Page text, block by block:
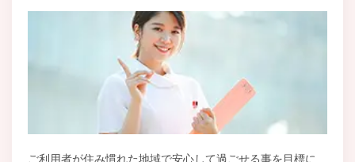
ご利用者が住み慣れた地域で安心して過ごせる事を目標に